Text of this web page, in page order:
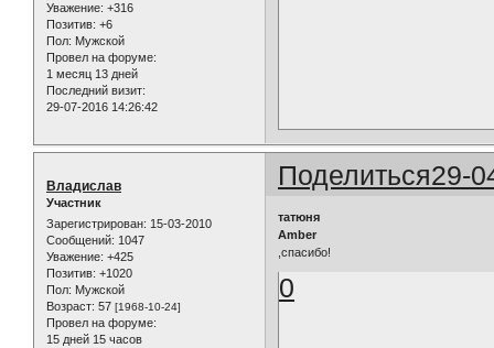
Уважение: +316
Позитив: +6
Пол: Мужской
Провел на форуме:
1 месяц 13 дней
Последний визит:
29-07-2016 14:26:42
Поделиться29-
Владислав
Участник
Зарегистрирован: 15-03-2010
Сообщений: 1047
Уважение: +425
Позитив: +1020
Пол: Мужской
Возраст: 57 [1968-10-24]
Провел на форуме:
15 дней 15 часов
татюня
Amber
,спасибо!
0